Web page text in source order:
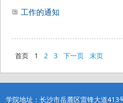
工作的通知
首页 1 2 3 下一页 末页
学院地址：长沙市岳麓区雷锋大